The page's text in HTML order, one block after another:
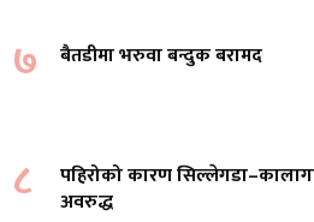
७ बैतडीमा भरुवा बन्दुक बरामद
८
पहिरोको कारण
अवरुद्ध